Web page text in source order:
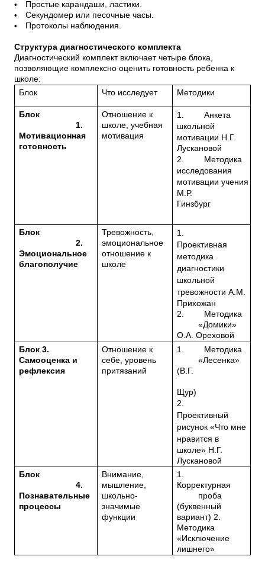
•
Простые карандаши, ластики.
•
Секундомер или песочные часы.
•
Протоколы наблюдения.
Структура диагностического комплекта
Диагностический комплект включает четыре блока,
позволяющие комплексно оценить готовность ребенка к
школе:
Блок
Что исследует Методики
Блок
1.
Мотивационная
готовность
Отношение к
школе, учебная
мотивация
1.
Анкета
школьной
мотивации Н.Г.
Лускановой
2.
Методика
исследования
мотивации учения
М.Р.
Гинзбург
Блок
2.
Эмоциональное
благополучие
Тревожность,
эмоциональное
отношение к
школе
1.
Проективная
методика
диагностики
школьной
тревожности А.М.
Прихожан
2.
Методика
«Домики»
О.А. Ореховой
Блок 3.
Самооценка и
рефлексия
Отношение к
себе, уровень
притязаний
1.
Методика
«Лесенка»
(В.Г.
Щур)
2.
Проективный
рисунок «Что мне
нравится в
школе» Н.Г.
Лускановой
Блок
4.
Познавательные
процессы
Внимание,
мышление,
школьно-
значимые
функции
1.
Корректурная
проба
(буквенный
вариант) 2.
Методика
«Исключение
лишнего»